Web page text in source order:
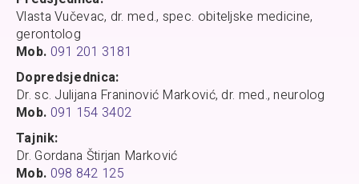
Vlasta Vučevac, dr. med., spec. obiteljske medicine,
gerontolog
Mob. 091 201 3181
Dopredsjednica:
Dr. sc. Julijana Franinović Marković, dr. med., neurolog
Mob. 091 154 3402
Tajnik:
Dr. Gordana Štirjan Marković
Mob. 098 842 125